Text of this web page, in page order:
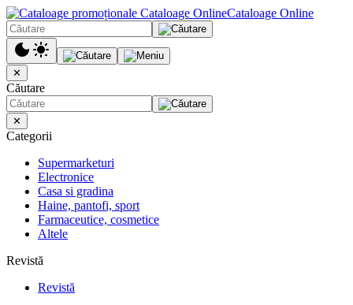
Cataloage Online
✕
Căutare
✕
Categorii
Supermarketuri
Electronice
Casa si gradina
Haine, pantofi, sport
Farmaceutice, cosmetice
Altele
Revistă
Revistă